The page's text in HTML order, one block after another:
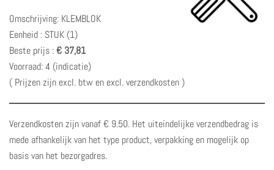
Omschrijving: KLEMBLOK
Eenheid : STUK (1)
Beste prijs :€ 37,81
Voorraad: 4 (indicatie)
( Prijzen zijn excl. btw en excl. verzendkosten )
Verzendkosten zijn vanaf € 9.50. Het uiteindelijke verzendbedrag is
mede afhankelijk van het type product, verpakking en mogelijk op
basis van het bezorgadres.